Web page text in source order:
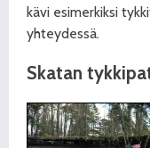
kävi esimerkiksi
yhteydessä.
Skatan